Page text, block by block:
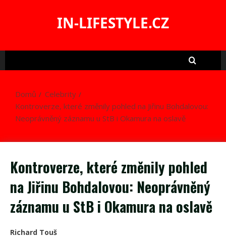
IN-LIFESTYLE.CZ
Domů
Celebrity
Kontroverze, které změnily pohled na Jiřinu Bohdalovou:
Neoprávněný záznamu u StB i Okamura na oslavě
Kontroverze, které změnily pohled
na Jiřinu Bohdalovou: Neoprávněný
záznamu u StB i Okamura na oslavě
Richard Touš